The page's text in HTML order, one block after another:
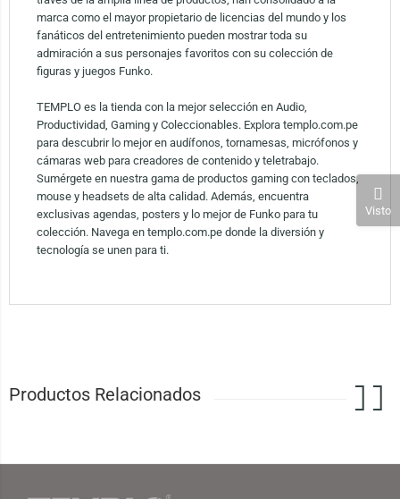
marca como el mayor propietario de licencias del mundo y los
fanáticos del entretenimiento pueden mostrar toda su
admiración a sus personajes favoritos con su colección de
figuras y juegos Funko.
TEMPLO es la tienda con la mejor selección en Audio,
Productividad, Gaming y Coleccionables. Explora templo.com.pe
para descubrir lo mejor en audífonos, tornamesas, micrófonos y
cámaras web para creadores de contenido y teletrabajo.
Sumérgete en nuestra gama de productos gaming con teclados,
mouse y headsets de alta calidad. Además, encuentra
exclusivas agendas, posters y lo mejor de Funko para tu
colección. Navega en templo.com.pe donde la diversión y
tecnología se unen para ti.
Productos Relacionados
Visto